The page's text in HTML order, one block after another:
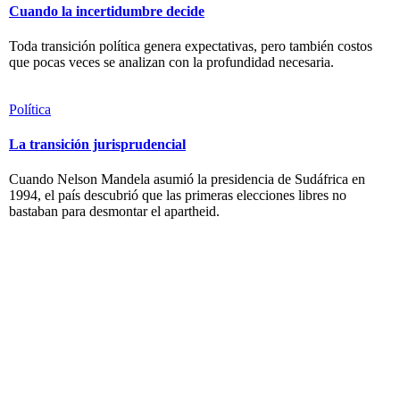
Cuando la incertidumbre decide
Toda transición política genera expectativas, pero también costos
que pocas veces se analizan con la profundidad necesaria.
Política
La transición jurisprudencial
Cuando Nelson Mandela asumió la presidencia de Sudáfrica en
1994, el país descubrió que las primeras elecciones libres no
bastaban para desmontar el apartheid.